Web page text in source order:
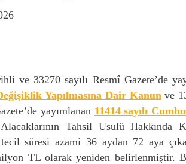
ve 33270 sayılı Resmî Gazete’de
Yapılmasına Dair Kanunve
yayımlanan 11414 sayılı
Tahsil Usulü Hakkında
tecil süresi azami 36 aydan 72 aya
TL olarak yeniden belirlenmiştir.